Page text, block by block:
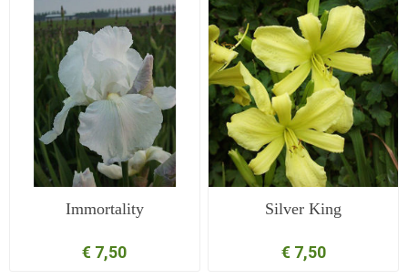
Immortality
€ 7,50
Silver King
€ 7,50